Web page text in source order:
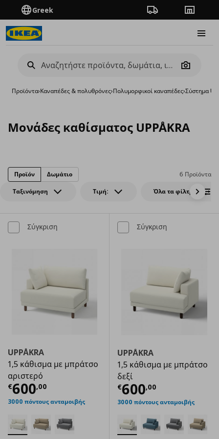
Greek Πορεία παραγγελίας
Camera
Προϊόντα›Καναπέδες & πολυθρόνες›Πολυμορφικοί καναπέδες›Σύστημα
Μονάδες καθίσματος UPPÅKRA
Ταξινόμηση Τιμή: Όλα τα φίλτρα
6 Προϊόντα
Προϊόν Δωμάτιο
Σύγκριση
UPPÅKRA
1,5 κάθισμα με μπράτσο
αριστερό
€600,00
Τρέχουσα τιμή € 600,00
3000 πόντους ανταμοιβής
Σύγκριση
UPPÅKRA
1,5 κάθισμα με μπράτσο
δεξί
€600,00
Τρέχουσα
3000 πόντους ανταμοιβής